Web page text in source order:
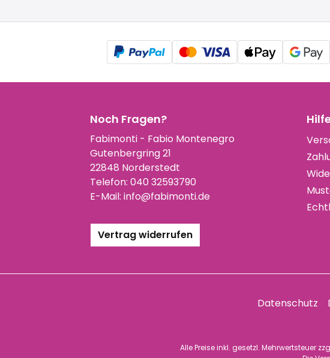
Noch Fragen?
Fabimonti - Fabio Montenegro
Gutenbergring 21
22848 Norderstedt
Telefon:040 32593790
E-Mail:info@fabimonti.de
Vertrag widerrufen
Datenschutz
Alle Preise inkl. gesetzl. Mehrwertsteuer